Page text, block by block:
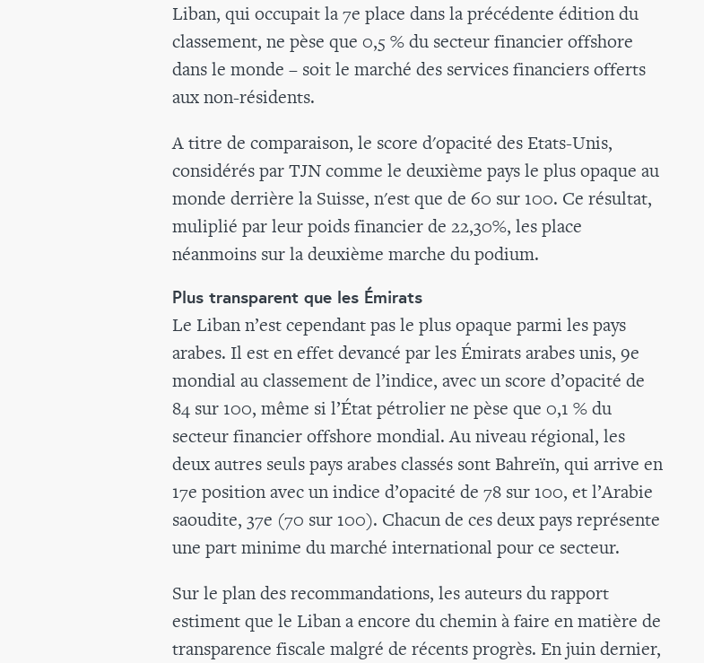
Liban, qui occupait la 7e place dans la précédente édition du
classement, ne pèse que 0,5 % du secteur financier offshore
dans le monde – soit le marché des services financiers offerts
aux non-résidents.
A titre de comparaison, le score d'opacité des Etats-Unis,
considérés par TJN comme le deuxième pays le plus opaque au
monde derrière la Suisse, n'est que de 60 sur 100. Ce résultat,
muliplié par leur poids financier de 22,30%, les place
néanmoins sur la deuxième marche du podium.
Plus transparent que les Émirats
Le Liban n’est cependant pas le plus opaque parmi les pays
arabes. Il est en effet devancé par les Émirats arabes unis, 9e
mondial au classement de l’indice, avec un score d’opacité de
84 sur 100, même si l’État pétrolier ne pèse que 0,1 % du
secteur financier offshore mondial. Au niveau régional, les
deux autres seuls pays arabes classés sont Bahreïn, qui arrive en
17e position avec un indice d’opacité de 78 sur 100, et l’Arabie
saoudite, 37e (70 sur 100). Chacun de ces deux pays représente
une part minime du marché international pour ce secteur.
Sur le plan des recommandations, les auteurs du rapport
estiment que le Liban a encore du chemin à faire en matière de
transparence fiscale malgré de récents progrès. En juin dernier,